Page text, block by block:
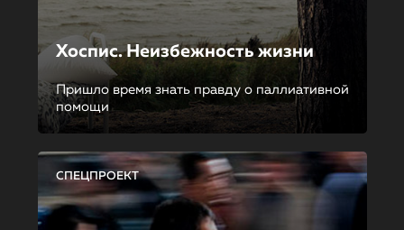
Хоспис. Неизбежность жизни
Пришло время знать правду о паллиативной
помощи
СПЕЦПРОЕКТ